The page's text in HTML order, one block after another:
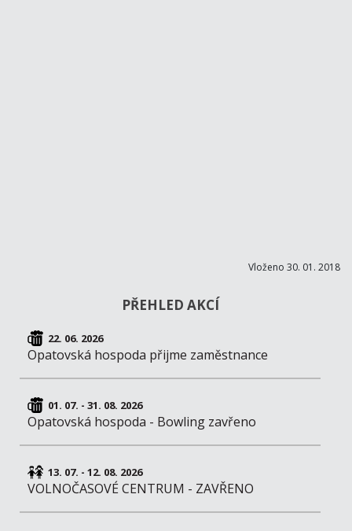
Vloženo 30. 01. 2018
PŘEHLED AKCÍ
22. 06. 2026
Opatovská hospoda přijme zaměstnance
01. 07. - 31. 08. 2026
Opatovská hospoda - Bowling zavřeno
13. 07. - 12. 08. 2026
VOLNOČASOVÉ CENTRUM - ZAVŘENO